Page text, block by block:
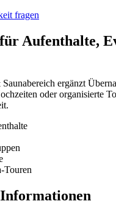
fragen
Aufenthalte,
ergänzt
oder organisierte
Touren